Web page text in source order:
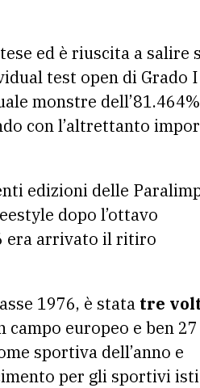
ed è riuscita a salire
test open di Grado
monstre
con l’altrettanto
edizioni delle
dopo l’ottavo
era arrivato il ritiro
1976, è stata tre
campo europeo e ben
sportiva dell’anno e
per gli sportivi